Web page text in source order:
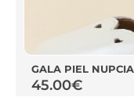
GALA PIEL
45.00€